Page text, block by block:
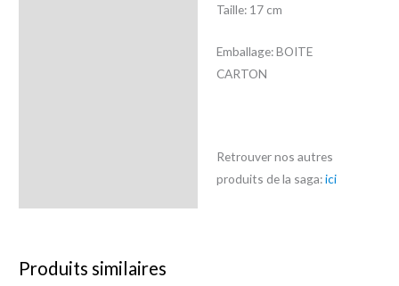
Taille: 17 cm
Emballage: BOITE
CARTON
Retrouver nos autres
produits de la saga:ici
Produits similaires